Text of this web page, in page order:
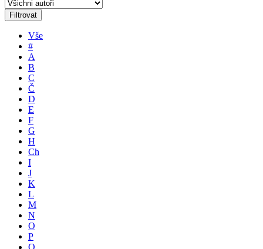
Filtrovat
Vše
#
A
B
C
Č
D
E
F
G
H
Ch
I
J
K
L
M
N
O
P
Q